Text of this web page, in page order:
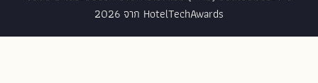
2026 จาก HotelTechAwards